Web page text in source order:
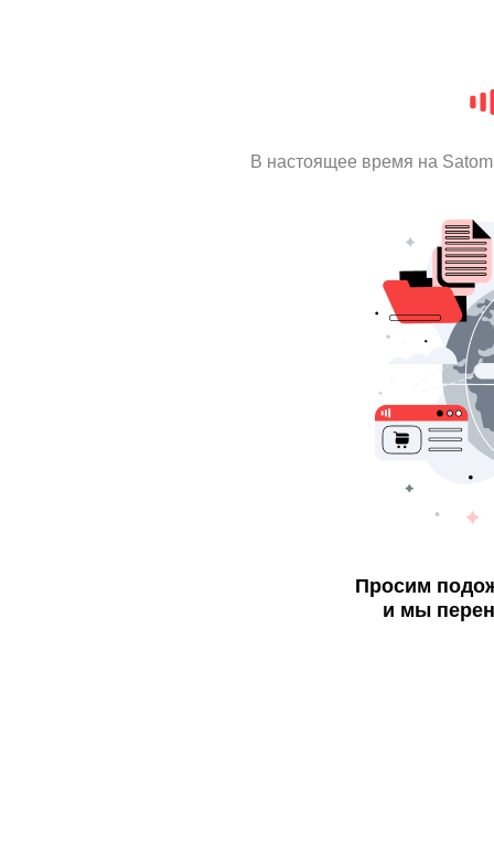
В настоящее время на
Просим
и мы